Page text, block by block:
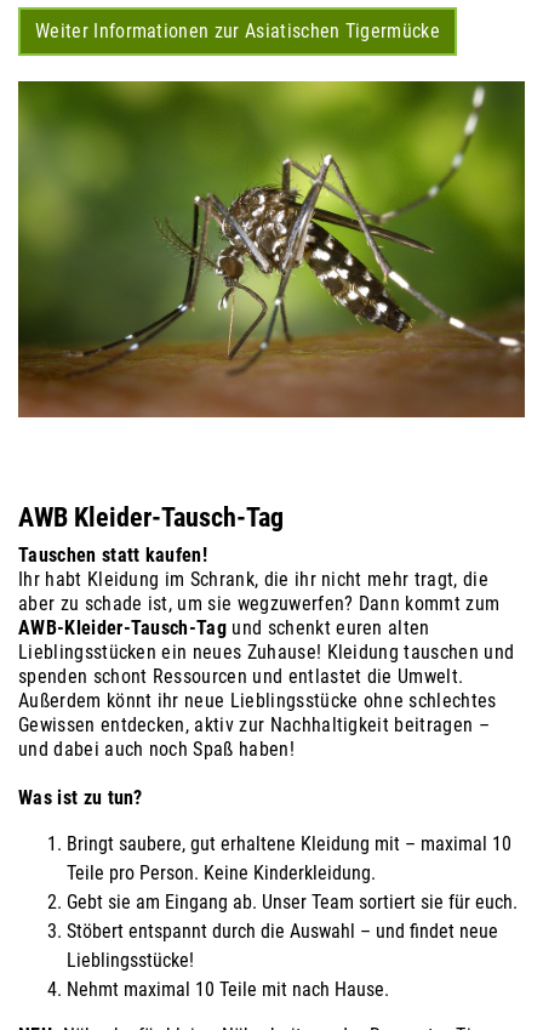
Weiter Informationen zur Asiatischen Tigermücke
AWB Kleider-Tausch-Tag
Tauschen statt kaufen!
Ihr habt Kleidung im Schrank, die ihr nicht mehr tragt, die
aber zu schade ist, um sie wegzuwerfen? Dann kommt zum
AWB-Kleider-Tausch-Tag und schenkt euren alten
Lieblingsstücken ein neues Zuhause! Kleidung tauschen und
spenden schont Ressourcen und entlastet die Umwelt.
Außerdem könnt ihr neue Lieblingsstücke ohne schlechtes
Gewissen entdecken, aktiv zur Nachhaltigkeit beitragen –
und dabei auch noch Spaß haben!
Was ist zu tun?
Bringt saubere, gut erhaltene Kleidung mit – maximal 10
Teile pro Person. Keine Kinderkleidung.
Gebt sie am Eingang ab. Unser Team sortiert sie für euch.
Stöbert entspannt durch die Auswahl – und findet neue
Lieblingsstücke!
Nehmt maximal 10 Teile mit nach Hause.